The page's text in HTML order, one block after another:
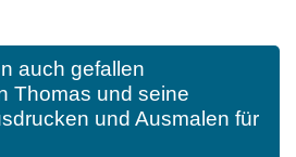
auch gefallen
Thomas und seine
und Ausmalen für